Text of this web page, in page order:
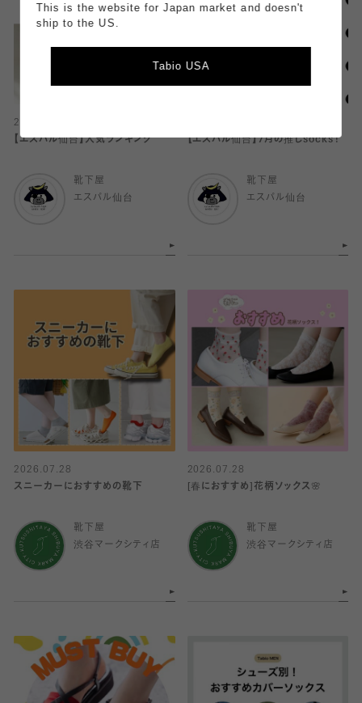
2026.07.30
【エスパル仙台】人気ランキング
靴下屋
エスパル仙台
【エスパル仙台】7月の推しsocks！
靴下屋
エスパル仙台
2026.07.28
スニーカーにおすすめの靴下
靴下屋
渋谷マークシティ店
2026.07.28
[春におすすめ]花柄ソックス🌸
靴下屋
渋谷マークシティ店
This is the website for Japan market and doesn't
ship to the US.
Tabio USA